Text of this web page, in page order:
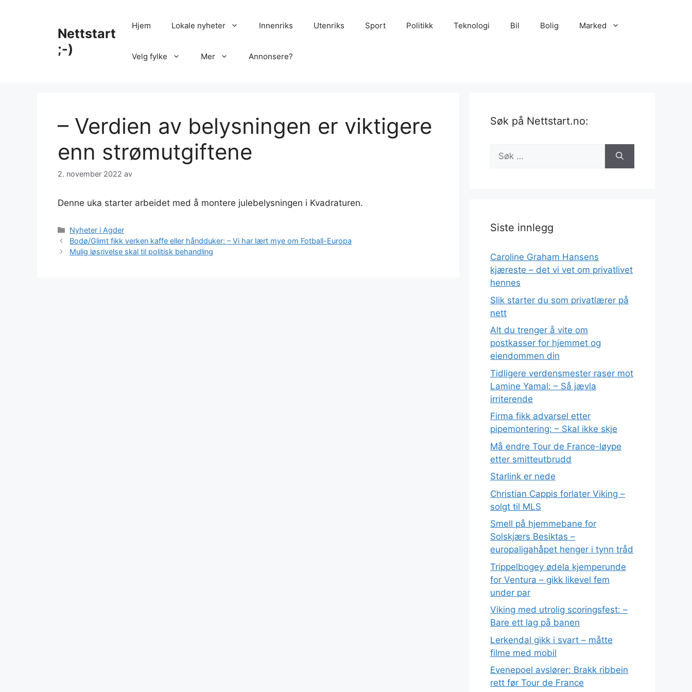
Nettstart
;-)
Hjem Lokale nyheter Innenriks Utenriks Sport Politikk Teknologi Bil Bolig Marked
Velg fylke Mer Annonsere?
– Verdien av belys­ningen er vikti­gere
enn strøm­utgif­tene
2. november 2022 av
Denne uka starter arbeidet med å montere julebelysningen i Kvadraturen.
Kategorier
Nyheter i Agder
Bodø/Glimt fikk verken kaffe eller håndduker: – Vi har lært mye om Fotball-Europa
Mulig løsrivelse skal til politisk behandling
Søk på Nettstart.no:
Søk
etter:
Siste innlegg
Caroline Graham Hansens
kjæreste – det vi vet om privatlivet
hennes
Slik starter du som privatlærer på
nett
Alt du trenger å vite om
postkasser for hjemmet og
eiendommen din
Tidligere verdensmester raser mot
Lamine Yamal: – Så jævla
irriterende
Firma fikk advarsel etter
pipemontering: – Skal ikke skje
Må endre Tour de France-løype
etter smitteutbrudd
Starlink er nede
Christian Cappis forlater Viking –
solgt til MLS
Smell på hjemmebane for
Solskjærs Besiktas –
europaligahåpet henger i tynn tråd
Trippelbogey ødela kjemperunde
for Ventura – gikk likevel fem
under par
Viking med utrolig scoringsfest: –
Bare ett lag på banen
Lerkendal gikk i svart – måtte
filme med mobil
Evenepoel avslører: Brakk ribbein
rett før Tour de France